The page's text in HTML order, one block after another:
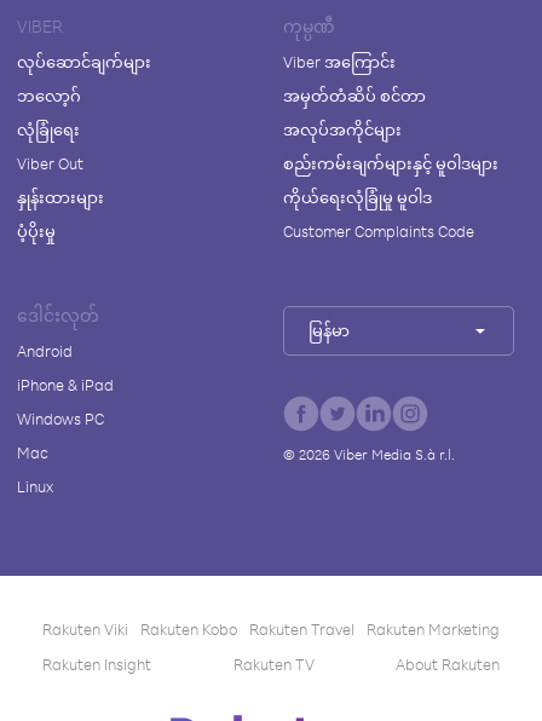
VIBER
လုပ်ဆောင်ချက်များ
ဘလော့ဂ်
လုံခြုံရေး
Viber Out
နှုန်းထားများ
ပံ့ပိုးမှု
ကုမ္ပဏီ
Viber အကြောင်း
အမှတ်တံဆိပ် စင်တာ
အလုပ်အကိုင်များ
စည်းကမ်းချက်များနှင့် မူဝါဒများ
ကိုယ်ရေးလုံခြုံမှု မူဝါဒ
Customer Complaints Code
ဒေါင်းလုတ်
Android
iPhone & iPad
Windows PC
Mac
Linux
မြန်မာ
© 2026Viber Media S.à r.l.
Rakuten Viki Rakuten Kobo Rakuten Travel
Rakuten Marketing
Rakuten Insight
Rakuten TV About Rakuten